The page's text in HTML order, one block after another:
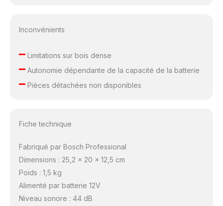
Inconvénients
–Limitations sur bois dense
–Autonomie dépendante de la capacité de la batterie
–Pièces détachées non disponibles
Fiche technique
Fabriqué par Bosch Professional
Dimensions : 25,2 x 20 x 12,5 cm
Poids : 1,5 kg
Alimenté par batterie 12V
Niveau sonore : 44 dB